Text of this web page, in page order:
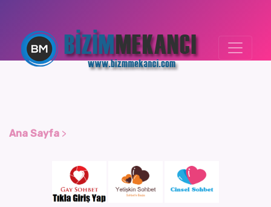
Ana Sayfa >